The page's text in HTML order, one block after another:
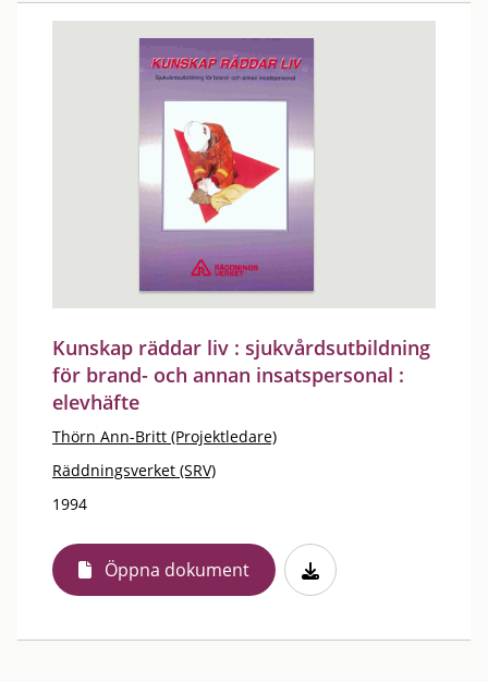
Kunskap räddar liv : sjukvårdsutbildning
för brand- och annan insatspersonal :
elevhäfte
Thörn Ann-Britt (Projektledare)
Räddningsverket (SRV)
1994
Öppna dokument